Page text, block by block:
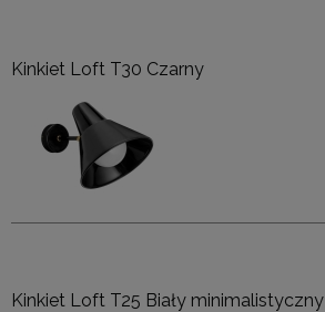
Kinkiet Loft T30 Czarny
Kinkiet Loft T25 Biały minimalistyczny